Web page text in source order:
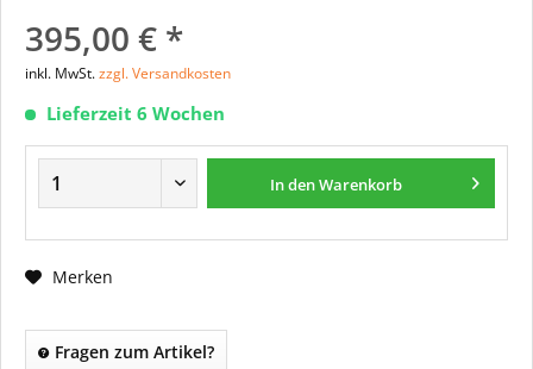
395,00 € *
inkl. MwSt.zzgl. Versandkosten
Lieferzeit 6 Wochen
In denWarenkorb
Merken
Fragen zum Artikel?